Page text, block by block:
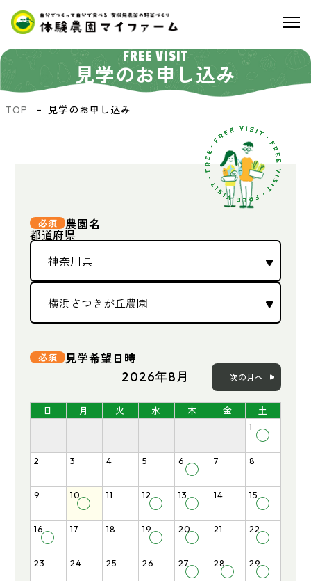
FREE VISIT
見学のお申し込み
TOP 見学のお申し込み
農園名
都道府県
見学希望日時
2026年8月 次の月へ
日 月 火 水 木 金 土
1
◯
2 3 4 5 6
◯
7 8
9 10
◯
11 12
◯
13
◯
14 15
◯
16
◯
17 18 19
◯
20
◯
21 22
◯
23 24 25 26 27
◯
28
◯
29
◯